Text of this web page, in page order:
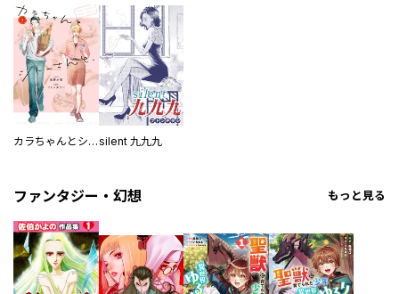
カラちゃんとシトーさんと、silent 九九九
ファンタジー・幻想 もっと見る